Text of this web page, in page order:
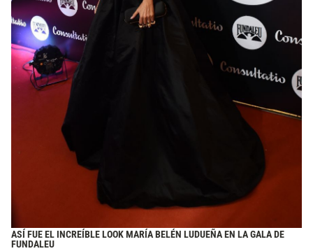
ASÍ FUE EL INCREÍBLE LOOK MARÍA BELÉN LUDUEÑA EN LA GALA DE
FUNDALEU